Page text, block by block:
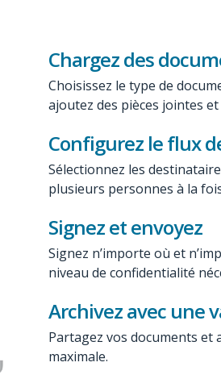
Chargez des
Choisissez le type de
ajoutez des pièces jointes
Configurez le flux
Sélectionnez les
plusieurs personnes à la
Signez et envoyez
Signez n’importe où et
niveau de confidentialité
Archivez avec une
Partagez vos documents et
maximale.